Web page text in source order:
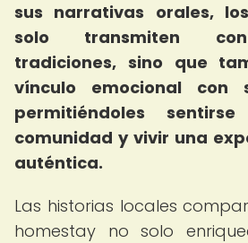
sus narrativas orales,
solo transmiten
tradiciones, sino que
vínculo emocional con
permitiéndoles
comunidad y vivir una
auténtica.
Las historias locales
homestay no solo